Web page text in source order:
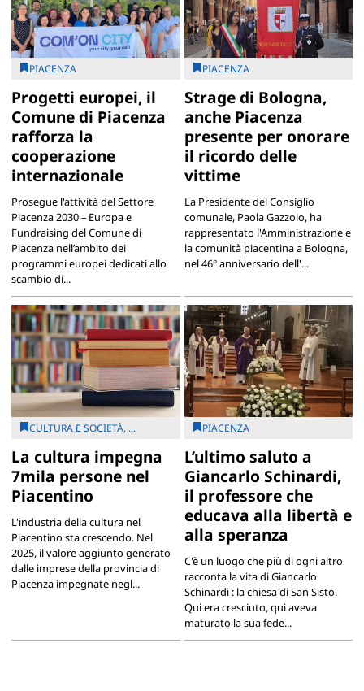
PIACENZA
Progetti europei, il
Comune di Piacenza
rafforza la
cooperazione
internazionale
Prosegue l'attività del Settore
Piacenza 2030 – Europa e
Fundraising del Comune di
Piacenza nell’ambito dei
programmi europei dedicati allo
scambio di...
PIACENZA
Strage di Bologna,
anche Piacenza
presente per onorare
il ricordo delle
vittime
La Presidente del Consiglio
comunale, Paola Gazzolo, ha
rappresentato l'Amministrazione e
la comunità piacentina a Bologna,
nel 46° anniversario dell'...
CULTURA E SOCIETÀ, ...
La cultura impegna
7mila persone nel
Piacentino
L'industria della cultura nel
Piacentino sta crescendo. Nel
2025, il valore aggiunto generato
dalle imprese della provincia di
Piacenza impegnate negl...
PIACENZA
L’ultimo saluto a
Giancarlo Schinardi,
il professore che
educava alla libertà e
alla speranza
C'è un luogo che più di ogni altro
racconta la vita di Giancarlo
Schinardi : la chiesa di San Sisto.
Qui era cresciuto, qui aveva
maturato la sua fede...